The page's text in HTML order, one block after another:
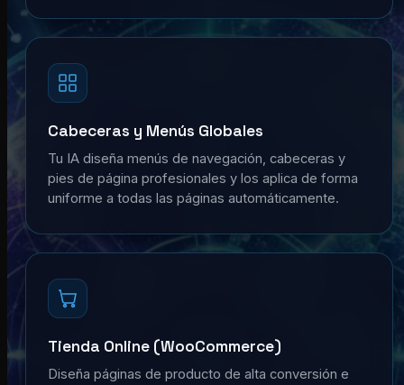
Cabeceras y Menús Globales
Tu IA diseña menús de navegación, cabeceras y
pies de página profesionales y los aplica de forma
uniforme a todas las páginas automáticamente.
Tienda Online (WooCommerce)
Diseña páginas de producto de alta conversión e